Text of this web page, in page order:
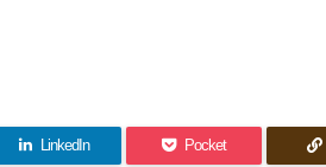
LinkedIn Pocket